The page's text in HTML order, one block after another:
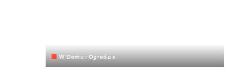
W Domu i Ogrodzie